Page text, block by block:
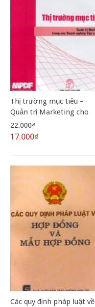
Thị trường mục tiêu –
Quản trị Marketing cho
các doanh nghiệp vừa và
nhỏ
22.000₫
17.000₫
Các quy định pháp luật về